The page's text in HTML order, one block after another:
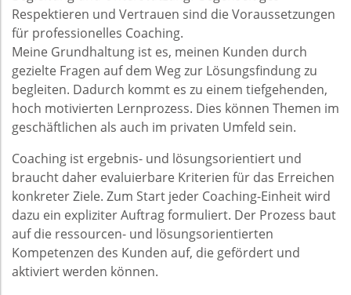
Respektieren und Vertrauen sind die Voraussetzungen
für professionelles Coaching.
Meine Grundhaltung ist es, meinen Kunden durch
gezielte Fragen auf dem Weg zur Lösungsfindung zu
begleiten. Dadurch kommt es zu einem tiefgehenden,
hoch motivierten Lernprozess. Dies können Themen im
geschäftlichen als auch im privaten Umfeld sein.
Coaching ist ergebnis- und lösungsorientiert und
braucht daher evaluierbare Kriterien für das Erreichen
konkreter Ziele. Zum Start jeder Coaching-Einheit wird
dazu ein expliziter Auftrag formuliert. Der Prozess baut
auf die ressourcen- und lösungsorientierten
Kompetenzen des Kunden auf, die gefördert und
aktiviert werden können.